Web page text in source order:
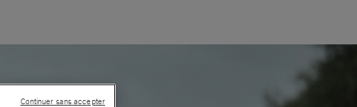
Continuer sans accepter